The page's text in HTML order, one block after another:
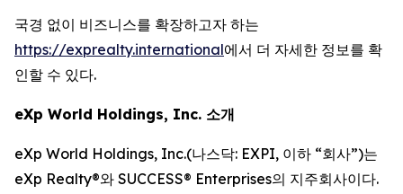
국경 없이 비즈니스를 확장하고자 하는
https://exprealty.international에서 더 자세한 정보를 확
인할 수 있다.
eXp World Holdings, Inc. 소개
eXp World Holdings, Inc.(나스닥: EXPI, 이하 “회사”)는
eXp Realty®와 SUCCESS® Enterprises의 지주회사이다.